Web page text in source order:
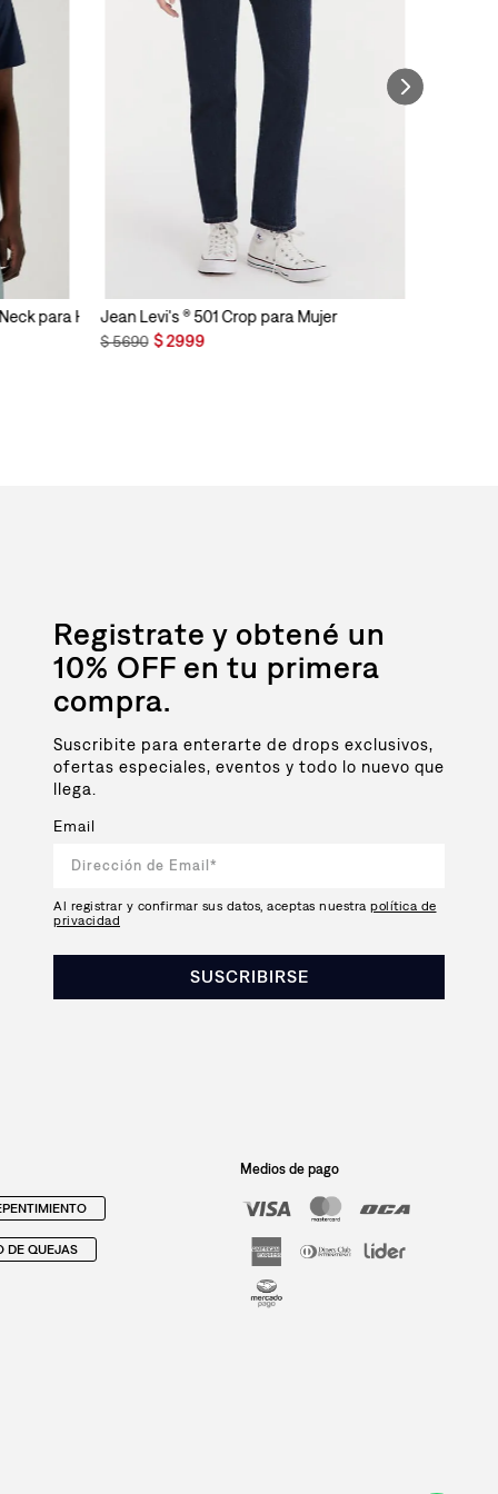
para HombreJean Levi's ® 501 Crop para Mujer
$5690 $2999
Registrate y obtené un
10% OFF en tu primera
compra.
Suscribite para enterarte de drops exclusivos,
ofertas especiales, eventos y todo lo nuevo que
llega.
Email
Al registrar y confirmar sus datos, aceptas nuestra política de
privacidad
SUSCRIBIRSE
DE QUEJAS
Medios de pago